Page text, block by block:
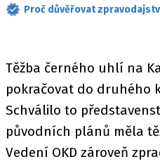
Proč důvěřovat
Těžba černého uhlí na
pokračovat do druhého
Schválilo to
původních plánů měla
Vedení OKD zároveň